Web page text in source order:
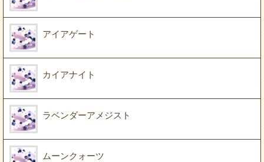
アイアゲート
カイアナイト
ラベンダーアメジスト
ムーンクォーツ